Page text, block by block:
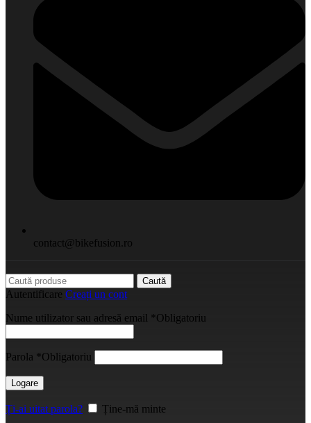
contact@bikefusion.ro
Caută
Autentificare Creați un cont
Nume utilizator sau adresă email *Obligatoriu
Parola *Obligatoriu
Logare
Ți-ai uitat parola?
Ține-mă minte